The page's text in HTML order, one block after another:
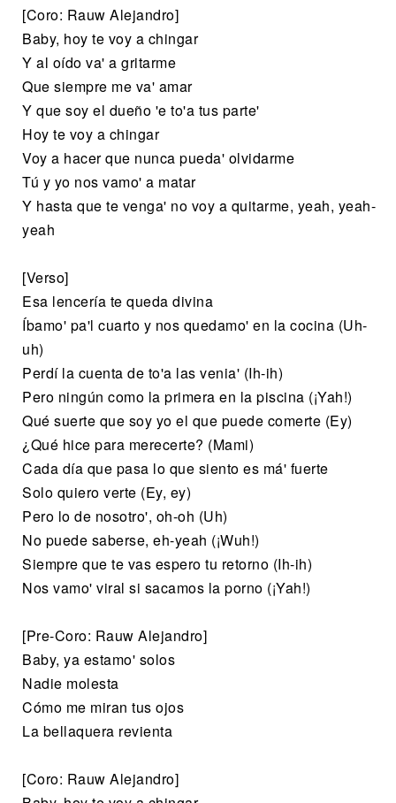
[Coro: Rauw Alejandro]
Baby, hoy te voy a chingar
Y al oído va' a gritarme
Que siempre me va' amar
Y que soy el dueño 'e to'a tus parte'
Hoy te voy a chingar
Voy a hacer que nunca pueda' olvidarme
Tú y yo nos vamo' a matar
Y hasta que te venga' no voy a quitarme, yeah, yeah-
yeah
[Verso]
Esa lencería te queda divina
Íbamo' pa'l cuarto y nos quedamo' en la cocina (Uh-
uh)
Perdí la cuenta de to'a las venia' (Ih-ih)
Pero ningún como la primera en la piscina (¡Yah!)
Qué suerte que soy yo el que puede comerte (Ey)
¿Qué hice para merecerte? (Mami)
Cada día que pasa lo que siento es má' fuerte
Solo quiero verte (Ey, ey)
Pero lo de nosotro', oh-oh (Uh)
No puede saberse, eh-yeah (¡Wuh!)
Siempre que te vas espero tu retorno (Ih-ih)
Nos vamo' viral si sacamos la porno (¡Yah!)
[Pre-Coro: Rauw Alejandro]
Baby, ya estamo' solos
Nadie molesta
Cómo me miran tus ojos
La bellaquera revienta
[Coro: Rauw Alejandro]